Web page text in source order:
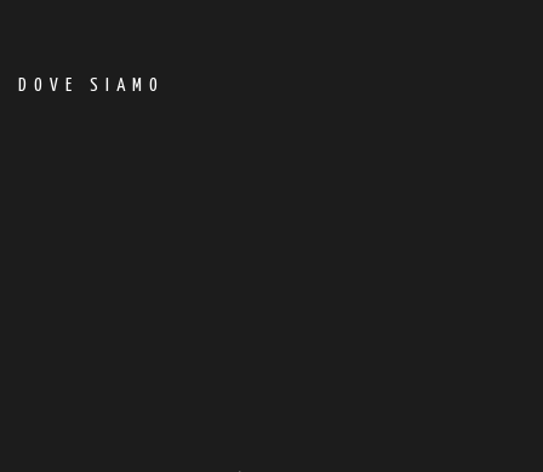
DOVE SIAMO